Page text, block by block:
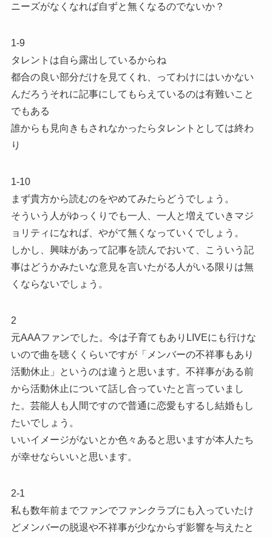
ニーズがなくなれば自ずと無くなるのでないか？
1-9
タレントは自ら露出しているからね
都合の良い部分だけを見てくれ、ってわけにはいかない
んだろうそれに記事にしてもらえているのは有難いこと
でもある
誰からも見向きもされなかったらタレントとしては終わ
り
1-10
まず貴方から読むのをやめてみたらどうでしょう。
そういう人がゆっくりでも一人、一人と増えていきマジ
ョリティになれば、やがて無くなっていくでしょう。
しかし、興味があって記事を読んでおいて、こういう記
事はどうかみたいな意見を言いたがる人がいる限りは無
くならないでしょう。
2
元AAAファンでした。今は子育てもありLIVEにも行けな
いので曲を聴くくらいですが「メンバーの不祥事もあり
活動休止」というのは違うと思います。不祥事がある前
から活動休止について話し合っていたと言っていまし
た。芸能人も人間ですので普通に恋愛もするし結婚もし
たいでしょう。
いいイメージがないとか色々あると思いますが本人たち
が幸せならいいと思います。
2-1
私も数年前までファンでファンクラブにも入っていたけ
どメンバーの脱退や不祥事が少なからず影響を与えたと